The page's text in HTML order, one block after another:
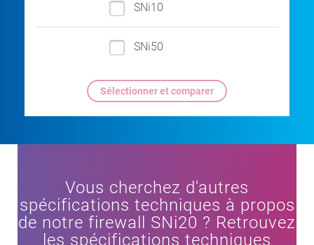
SNi10
SNi50
Vous cherchez d'autres
spécifications techniques à propos
de notre firewall SNi20 ? Retrouvez
les spécifications techniques